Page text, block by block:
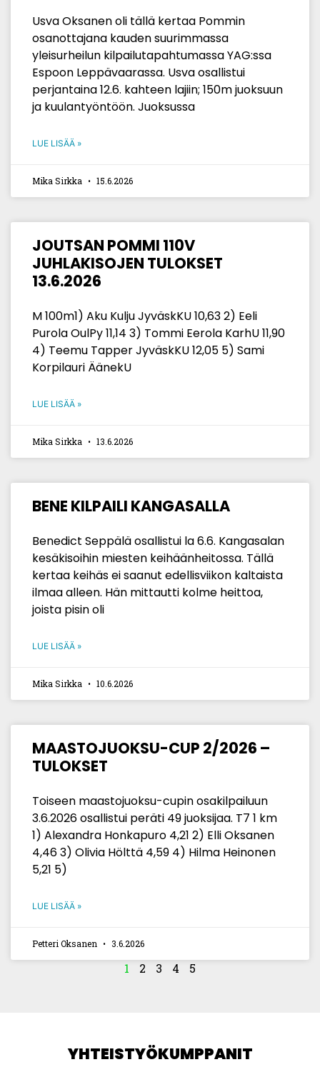
Usva Oksanen oli tällä kertaa Pommin
osanottajana kauden suurimmassa
yleisurheilun kilpailutapahtumassa YAG:ssa
Espoon Leppävaarassa. Usva osallistui
perjantaina 12.6. kahteen lajiin; 150m juoksuun
ja kuulantyöntöön. Juoksussa
LUE LISÄÄ »
Mika Sirkka 15.6.2026
JOUTSAN POMMI 110V
JUHLAKISOJEN TULOKSET
13.6.2026
M 100m1) Aku Kulju JyväskKU 10,63 2) Eeli
Purola OulPy 11,14 3) Tommi Eerola KarhU 11,90
4) Teemu Tapper JyväskKU 12,05 5) Sami
Korpilauri ÄänekU
LUE LISÄÄ »
Mika Sirkka 13.6.2026
BENE KILPAILI KANGASALLA
Benedict Seppälä osallistui la 6.6. Kangasalan
kesäkisoihin miesten keihäänheitossa. Tällä
kertaa keihäs ei saanut edellisviikon kaltaista
ilmaa alleen. Hän mittautti kolme heittoa,
joista pisin oli
LUE LISÄÄ »
Mika Sirkka 10.6.2026
MAASTOJUOKSU-CUP 2/2026 –
TULOKSET
Toiseen maastojuoksu-cupin osakilpailuun
3.6.2026 osallistui peräti 49 juoksijaa. T7 1 km
1) Alexandra Honkapuro 4,21 2) Elli Oksanen
4,46 3) Olivia Hölttä 4,59 4) Hilma Heinonen
5,21 5)
LUE LISÄÄ »
Petteri Oksanen 3.6.2026
1 2 3 4 5
YHTEISTYÖKUMPPANIT